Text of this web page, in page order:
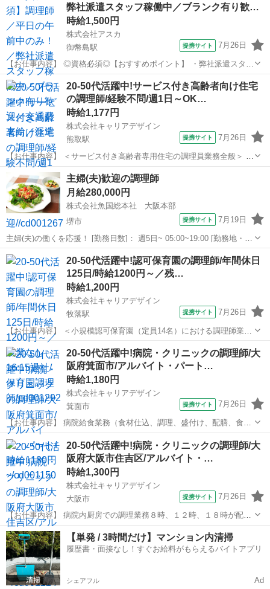
弊社派遣スタッフ稼働中／ブランク有り歓…
時給1,500円
株式会社アスカ
御幣島駅
提携サイト 7月26日
【お仕事内容】 ◎資格必須◎【おすすめポイント】 ・弊社派遣スタッ
フ稼働中です！ 【お仕事内容】 調理師業務をお願いします。 約140食
分の調理を複数名でお願いします。 具体的には… ・食材の下処理 ・
料理の味付け ・...
大阪 大阪市 御幣島駅 その他
20-50代活躍中!サービス付き高齢者向け住宅
の調理師/経験不問/週1日～OK…
時給1,177円
株式会社キャリアデザイン
熊取駅
提携サイト 7月26日
【お仕事内容】 ＜サービス付き高齢者専用住宅の調理員業務全般＞ ・
調理 ・盛り付け ・付随する業務全般 ・施設内の簡易清掃 本求人は人
材紹介会社【株式会社キャリアデザイン】が掲載している 職業紹介求
人です。 ご応募...
泉南市 熊取駅 その他
主婦(夫)歓迎の調理師
月給280,000円
株式会社魚国総本社 大阪本部
堺市
提携サイト 7月19日
主婦(夫)の働くを応援！ [勤務日数]： 週5日~ 05:00~19:00 [勤務地・最
寄駅]： 大阪府堺市堺区旭ヶ丘中町４丁２-１ 株式会社魚国総本社 大
阪本部 百舌鳥駅徒歩15分 [職種名]：調理師 [求人概要...
大阪 キッチン
20-50代活躍中!認可保育園の調理師/年間休日
125日/時給1200円～／残…
時給1,200円
株式会社キャリアデザイン
牧落駅
提携サイト 7月26日
【お仕事内容】 ＜小規模認可保育園（定員14名）における調理師業務
全般＞ ・調理業務 ・その他付随する業務 ※栄養士も可。調理できる
方に限る。 本求人は人材紹介会社【株式会社キャリアデザイン】が掲
載している 職業紹介...
大阪 牧落駅 その他
20-50代活躍中!病院・クリニックの調理師/大
阪府箕面市/アルバイト・パート…
時給1,180円
株式会社キャリアデザイン
箕面市
提携サイト 7月26日
【お仕事内容】 病院給食業務（食材仕込、調理、盛付け、配膳、食
器・器具洗浄） 本求人は人材紹介会社【株式会社キャリアデザイン】
が掲載している 職業紹介求人です。 ご応募いただきましたら、担当よ
りご連絡をさせていただきます。...
大阪 箕面市 その他
20-50代活躍中!病院・クリニックの調理師/大
阪府大阪市住吉区/アルバイト・…
時給1,300円
株式会社キャリアデザイン
大阪市
提携サイト 7月26日
【お仕事内容】 病院内厨房での調理業務８時、１２時、１８時が配膳
時間となっています。患者さまの中には、持病や様々な症状を抱えて
いる方もいらっしゃいますので、それぞれにあわせた調理をしていま
す。噛む力や飲み込む力が弱くなった方...
大阪 大阪市 その他
【単発 / 3時間だけ】マンション内清掃
履歴書・面接なし！すぐお給料がもらえるバイトアプリ
シェアフル Ad